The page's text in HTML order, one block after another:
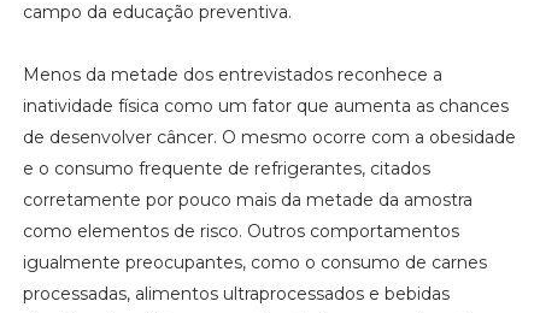
campo da educação preventiva.
Menos da metade dos entrevistados reconhece a
inatividade física como um fator que aumenta as chances
de desenvolver câncer. O mesmo ocorre com a obesidade
e o consumo frequente de refrigerantes, citados
corretamente por pouco mais da metade da amostra
como elementos de risco. Outros comportamentos
igualmente preocupantes, como o consumo de carnes
processadas, alimentos ultraprocessados e bebidas